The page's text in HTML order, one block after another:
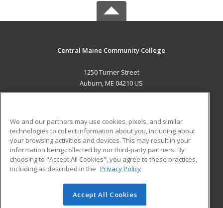
Central Maine Community College
1250 Turner Street
Auburn, ME 04210 US
ADDITIONAL RESOURCES
Military
Financial Assistance
Help
Student Blog
© 2026 ed2go, a division of Cengage Learning. All rights
We and our partners may use cookies, pixels, and similar
technologies to collect information about you, including about
your browsing activities and devices. This may result in your
information being collected by our third-party partners. By
choosing to "Accept All Cookies", you agree to these practices,
including as described in the Privacy Policy
Accept All Cookies